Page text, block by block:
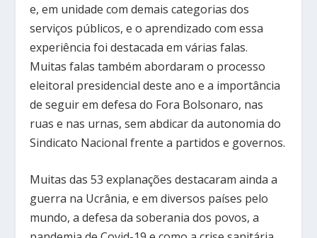
e, em unidade com demais categorias dos
serviços públicos, e o aprendizado com essa
experiência foi destacada em várias falas.
Muitas falas também abordaram o processo
eleitoral presidencial deste ano e a importância
de seguir em defesa do Fora Bolsonaro, nas
ruas e nas urnas, sem abdicar da autonomia do
Sindicato Nacional frente a partidos e governos.
Muitas das 53 explanações destacaram ainda a
guerra na Ucrânia, e em diversos países pelo
mundo, a defesa da soberania dos povos, a